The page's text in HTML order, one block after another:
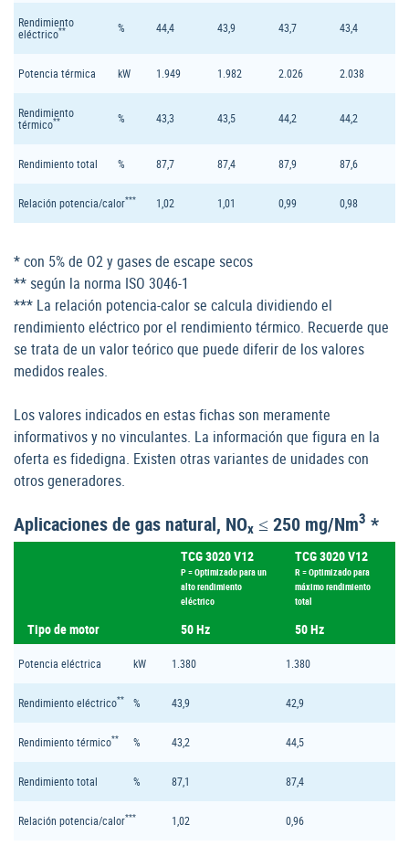
Rendimiento
eléctrico** % 44,4 43,9 43,7 43,4
Potencia térmica kW 1.949 1.982 2.026 2.038
Rendimiento
térmico** % 43,3 43,5 44,2 44,2
Rendimiento total % 87,7 87,4 87,9 87,6
Relación potencia/calor*** 1,02 1,01 0,99 0,98
* con 5% de O2 y gases de escape secos
** según la norma ISO 3046-1
*** La relación potencia-calor se calcula dividiendo el
rendimiento eléctrico por el rendimiento térmico. Recuerde que
se trata de un valor teórico que puede diferir de los valores
medidos reales.
Los valores indicados en estas fichas son meramente
informativos y no vinculantes. La información que figura en la
oferta es fidedigna. Existen otras variantes de unidades con
otros generadores.
Aplicaciones de gas natural, NOx ≤ 250 mg/Nm3 *
TCG 3020 V12
P = Optimizado para un
alto rendimiento
eléctrico
TCG 3020 V12
R = Optimizado para
máximo rendimiento
total
Tipo de motor 50 Hz 50 Hz
Potencia eléctrica kW 1.380 1.380
Rendimiento eléctrico** % 43,9 42,9
Rendimiento térmico** % 43,2 44,5
Rendimiento total % 87,1 87,4
Relación potencia/calor*** 1,02 0,96